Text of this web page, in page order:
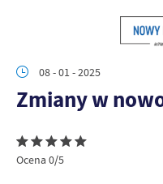
08 - 01 - 2025
Zmiany w
Ocena 0/5